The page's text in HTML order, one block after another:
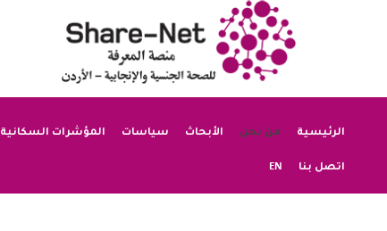
الرئيسية من نحن الأبحاث سياسات المؤشرات السكانية
اتصل بنا EN